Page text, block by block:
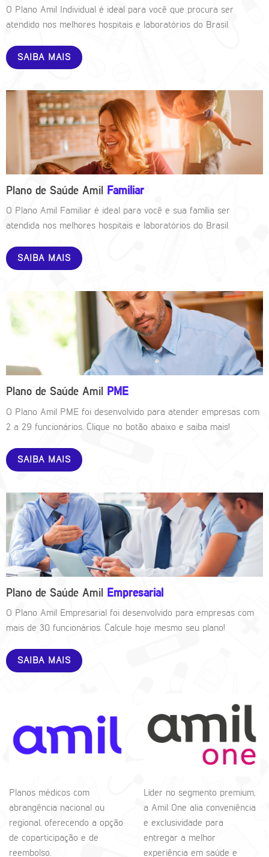
O Plano Amil Individual é ideal para você que procura ser
atendido nos melhores hospitais e laboratórios do Brasil.
SAIBA MAIS
Plano de Saúde Amil Familiar
O Plano Amil Familiar é ideal para você e sua família ser
atendida nos melhores hospitais e laboratórios do Brasil.
SAIBA MAIS
Plano de Saúde Amil PME
O Plano Amil PME foi desenvolvido para atender empresas com
2 a 29 funcionários. Clique no botão abaixo e saiba mais!
SAIBA MAIS
Plano de Saúde Amil Empresarial
O Plano Amil Empresarial foi desenvolvido para empresas com
mais de 30 funcionários. Calcule hoje mesmo seu plano!
SAIBA MAIS
Planos médicos com
abrangência nacional ou
regional, oferecendo a opção
de coparticipação e de
reembolso.
Líder no segmento premium,
a Amil One alia conveniência
e exclusividade para
entregar a melhor
experiência em saúde e